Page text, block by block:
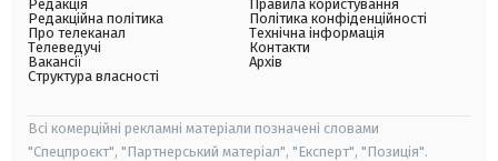
Редакція
Редакційна політика
Про телеканал
Телеведучі
Вакансії
Структура власності
Правила користування
Політика конфіденційності
Технічна інформація
Контакти
Архів
Всі комерційні рекламні матеріали позначені словами
"Спецпроєкт", "Партнерський матеріал", "Експерт", "Позиція".